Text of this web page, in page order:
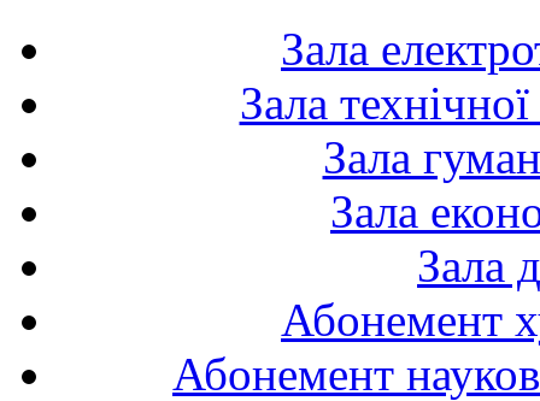
Зала
Зала
Зала
Зала
Зала
Абонемент
Абонемент